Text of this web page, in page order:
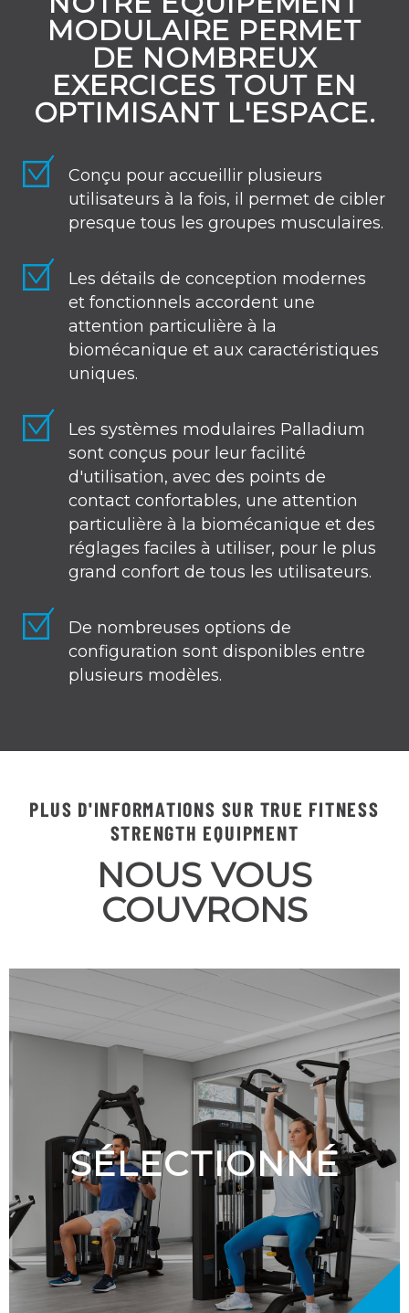
MODULAIRE PERMET
DE NOMBREUX
EXERCICES TOUT EN
OPTIMISANT L'ESPACE.
Conçu pour accueillir plusieurs
utilisateurs à la fois, il permet de cibler
presque tous les groupes musculaires.
Les détails de conception modernes
et fonctionnels accordent une
attention particulière à la
biomécanique et aux caractéristiques
uniques.
Les systèmes modulaires Palladium
sont conçus pour leur facilité
d'utilisation, avec des points de
contact confortables, une attention
particulière à la biomécanique et des
réglages faciles à utiliser, pour le plus
grand confort de tous les utilisateurs.
De nombreuses options de
configuration sont disponibles entre
plusieurs modèles.
PLUS D'INFORMATIONS SUR TRUE FITNESS
STRENGTH EQUIPMENT
NOUS VOUS
COUVRONS
SÉLECTIONNÉ